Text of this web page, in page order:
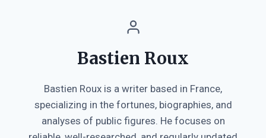
Bastien Roux
Bastien Roux is a writer based in France,
specializing in the fortunes, biographies, and
analyses of public figures. He focuses on